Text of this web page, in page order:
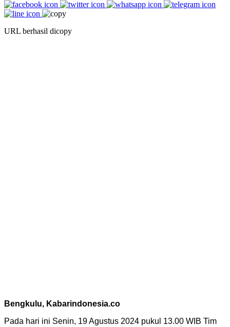
URL berhasil dicopy
Bengkulu, Kabarindonesia.co
Pada hari ini Senin, 19 Agustus 2024 pukul 13.00 WIB Tim